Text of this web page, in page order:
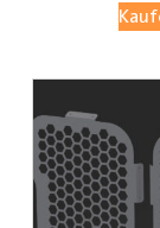
Design,
vielseitigen
den Transport
Leitungen,